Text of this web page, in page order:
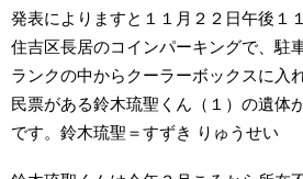
発表によりますと１１月２２日午後１
住吉区長居のコインパーキングで、駐
ランクの中からクーラーボックスに入
民票がある鈴木琉聖くん（１）の遺体
です。鈴木琉聖＝すずき りゅうせい